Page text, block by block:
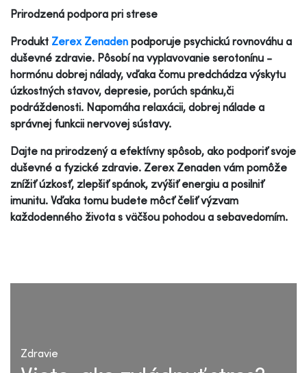
Prirodzená podpora pri strese
Produkt Zerex Zenaden podporuje psychickú rovnováhu a
duševné zdravie. Pôsobí na vyplavovanie serotonínu -
hormónu dobrej nálady, vďaka čomu predchádza výskytu
úzkostných stavov, depresie, porúch spánku,či
podráždenosti. Napomáha relaxácii, dobrej nálade a
správnej funkcii nervovej sústavy.
Dajte na prirodzený a efektívny spôsob, ako podporiť svoje
duševné a fyzické zdravie. Zerex Zenaden vám pomôže
znížiť úzkosť, zlepšiť spánok, zvýšiť energiu a posilniť
imunitu. Vďaka tomu budete môcť čeliť výzvam
každodenného života s väčšou pohodou a sebavedomím.
Zdravie